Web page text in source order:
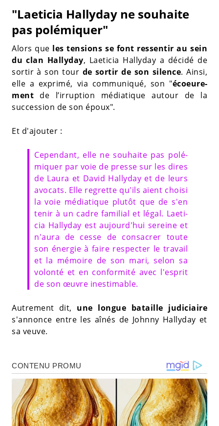
"Laeticia Hallyday ne souhaite
pas polémiquer"
Alors que les tensions se font ressentir au sein
du clan Hallyday, Laeticia Hallyday a décidé de
sortir à son tour de sortir de son silence. Ainsi,
elle a exprimé, via communiqué, son "écoeu­re­
ment de l’ir­rup­tion média­tique autour de la
succes­sion de son époux".
Et d'ajouter :
Cepen­dant, elle ne souhaite pas polé­
miquer par voie de presse sur les dires
de Laura et David Hally­day et de leurs
avocats. Elle regrette qu'ils aient choisi
la voie média­tique plutôt que de s'en
tenir à un cadre fami­lial et légal. Laeti­
cia Hally­day est aujourd'hui sereine et
n'aura de cesse de consa­crer toute
son éner­gie à faire respec­ter le travail
et la mémoire de son mari, selon sa
volonté et en confor­mité avec l'esprit
de son œuvre ines­ti­mable.
Autrement dit, une longue bataille judiciaire
s'annonce entre les aînés de Johnny Hallyday et
sa veuve.